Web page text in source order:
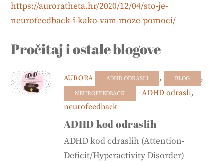
https://auroratheta.hr/2020/12/04/sto-je-
neurofeedback-i-kako-vam-moze-pomoci/
Pročitaj i ostale blogove
ADHD kod odraslih
AURORA ADHD ODRASLI , BLOG ,
NEUROFEEDBACK ADHD odrasli,
neurofeedback
ADHD kod odraslih (Attention-
Deficit/Hyperactivity Disorder)